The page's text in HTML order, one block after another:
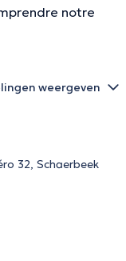
notre
weergeven
32, Schaerbeek